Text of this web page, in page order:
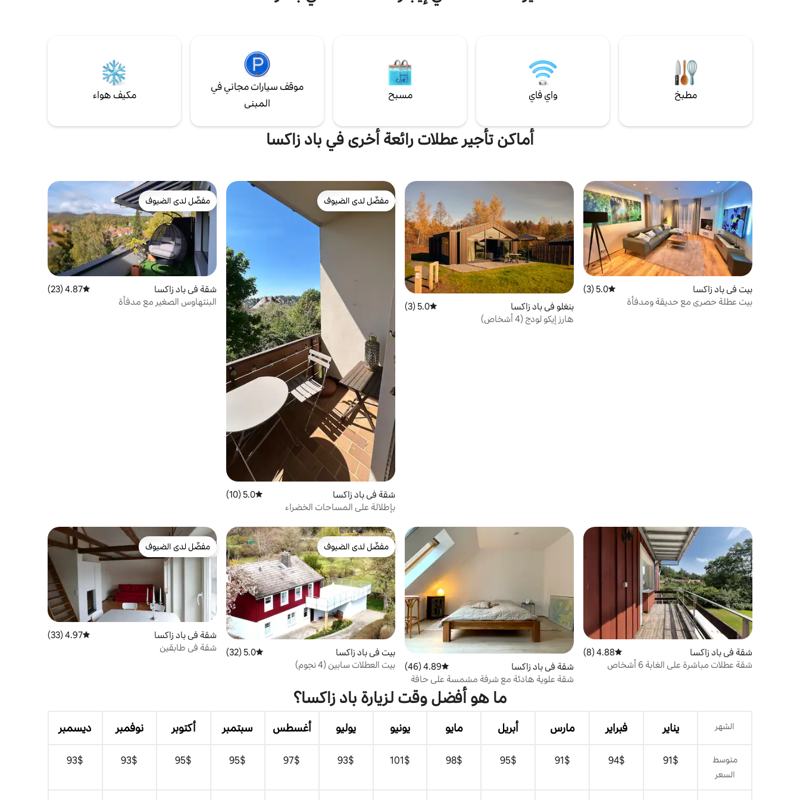
الكبيرة خلف الشقة. هنا يمكنك الاسترخاء تحت
بالتفاصيل إقامة خالية من الهموم. مثالية
مطبخ واي فاي مسبح
موقف سيارات مجاني في
المبنى
مكيف هواء
أماكن تأجير عطلات رائعة أخرى في باد زاكسا
بيت في باد زاكسا متوسط التقييم 5.0 من 5، 3 مراجعات
5.0 (3)
بيت عطلة حصري مع حديقة ومدفأة
بنغلو في باد زاكسا متوسط التقييم 5.0 من 5، 3 مراجعات
5.0 (3)
هارز إيكو لودج (4 أشخاص)
مفضّل لدى الضيوف
مفضّل لدى الضيوف
شقة في باد زاكسا متوسط التقييم 5.0 من 5، 10 مراجعات
5.0 (10)
بإطلالة على المساحات الخضراء
مفضّل لدى الضيوف
مفضّل لدى الضيوف
شقة في باد زاكسا متوسط التقييم 4.87 من 5، 23 مراجعات
4.87 (23)
البنتهاوس الصغير مع مدفأة
شقة في باد زاكسا متوسط التقييم 4.88 من 5، 8 مراجعات
4.88 (8)
شقة عطلات مباشرة على الغابة 6 أشخاص
شقة في باد زاكسا متوسط التقييم 4.89 من 5، 46 مراجعات
4.89 (46)
شقة علوية هادئة مع شرفة مشمسة على حافة
مفضّل لدى الضيوف
مفضّل لدى الضيوف
بيت في باد زاكسا متوسط التقييم 5.0 من 5، 32 مراجعات
5.0 (32)
بيت العطلات سابين (4 نجوم)
مفضّل لدى الضيوف
مفضّل لدى الضيوف
شقة في باد زاكسا متوسط التقييم 4.97 من 5، 33 مراجعات
4.97 (33)
شقة في طابقين
ما هو أفضل وقت لزيارة باد زاكسا؟
الشهر يناير فبراير مارس أبريل مايو يونيو يوليو أغسطس سبتمبر أكتوبر نوفمبر ديسمبر
متوسط
السعر
$‏91
$‏94
$‏91
$‏95
$‏98
$‏101
$‏93
$‏97
$‏95
$‏95
$‏93
$‏93